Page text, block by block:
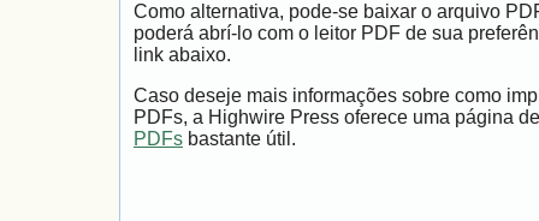
Como alternativa, pode-se baixar o arquivo
poderá abrí-lo com o leitor PDF de sua
link abaixo.
Caso deseje mais informações sobre como
PDFs, a Highwire Press oferece uma página
PDFs bastante útil.